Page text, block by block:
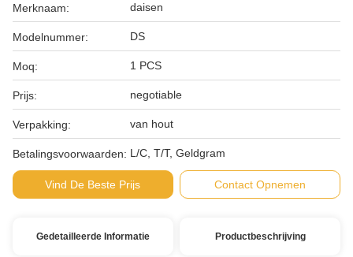
Merknaam: daisen
Modelnummer: DS
Moq: 1 PCS
Prijs: negotiable
Verpakking: van hout
Betalingsvoorwaarden: L/C, T/T, Geldgram
Vind De Beste Prijs Contact Opnemen
Gedetailleerde Informatie Productbeschrijving